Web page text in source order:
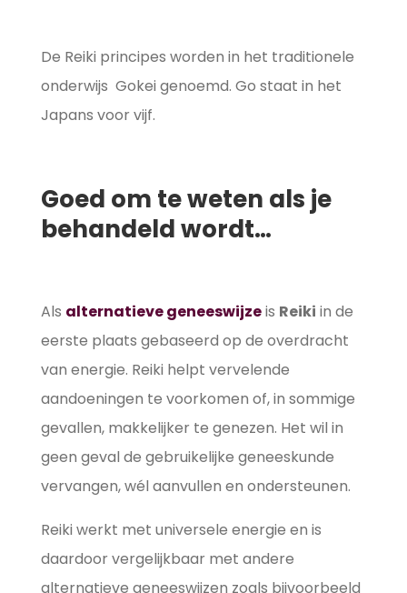
De Reiki principes worden in het traditionele
onderwijs Gokei genoemd. Go staat in het
Japans voor vijf.
Goed om te weten als je
behandeld wordt…
Als alternatieve geneeswijzeis Reiki in de
eerste plaats gebaseerd op de overdracht
van energie. Reiki helpt vervelende
aandoeningen te voorkomen of, in sommige
gevallen, makkelijker te genezen. Het wil in
geen geval de gebruikelijke geneeskunde
vervangen, wél aanvullen en ondersteunen.
Reiki werkt met universele energie en is
daardoor vergelijkbaar met andere
alternatieve geneeswijzen zoals bijvoorbeeld